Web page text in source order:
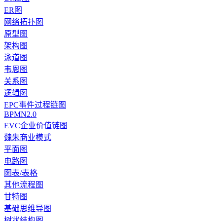
ER图
网络拓扑图
原型图
架构图
泳道图
韦恩图
关系图
逻辑图
EPC事件过程链图
BPMN2.0
EVC企业价值链图
魏朱商业模式
平面图
电路图
图表/表格
其他流程图
甘特图
基础思维导图